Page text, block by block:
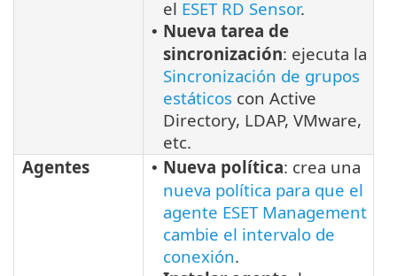
el ESET RD Sensor.
• Nueva tarea de
sincronización: ejecuta la
Sincronización de grupos
estáticos con Active
Directory, LDAP, VMware,
etc.
Agentes
• Nueva política: crea una
nueva política para que el
agente ESET Management
cambie el intervalo de
conexión.